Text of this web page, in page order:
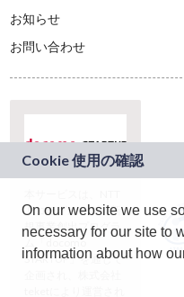
お知らせ
お問い合わせ
ドコモグループの新
規事業創出プログラ
ム「docomo
STARTUP」を通じて
On our website we use
necessary for our site to
information about how